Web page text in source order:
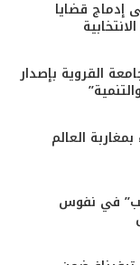
إدماج قضايا
القروية بإصدار
العالم
في نفوس